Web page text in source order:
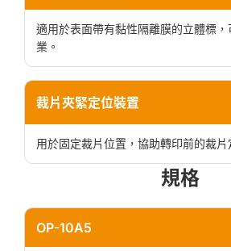
適用於表面帶有黏性隔離膜的立體標
業。
裁片夾緊定位裝置
用於固定裁片位置，協助轉印前的裁片
規格
OP-10A5